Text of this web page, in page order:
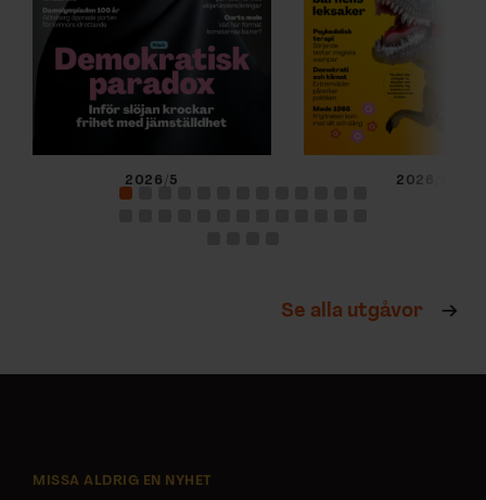
2026/5 2026/4
Se alla utgåvor
MISSA ALDRIG EN NYHET